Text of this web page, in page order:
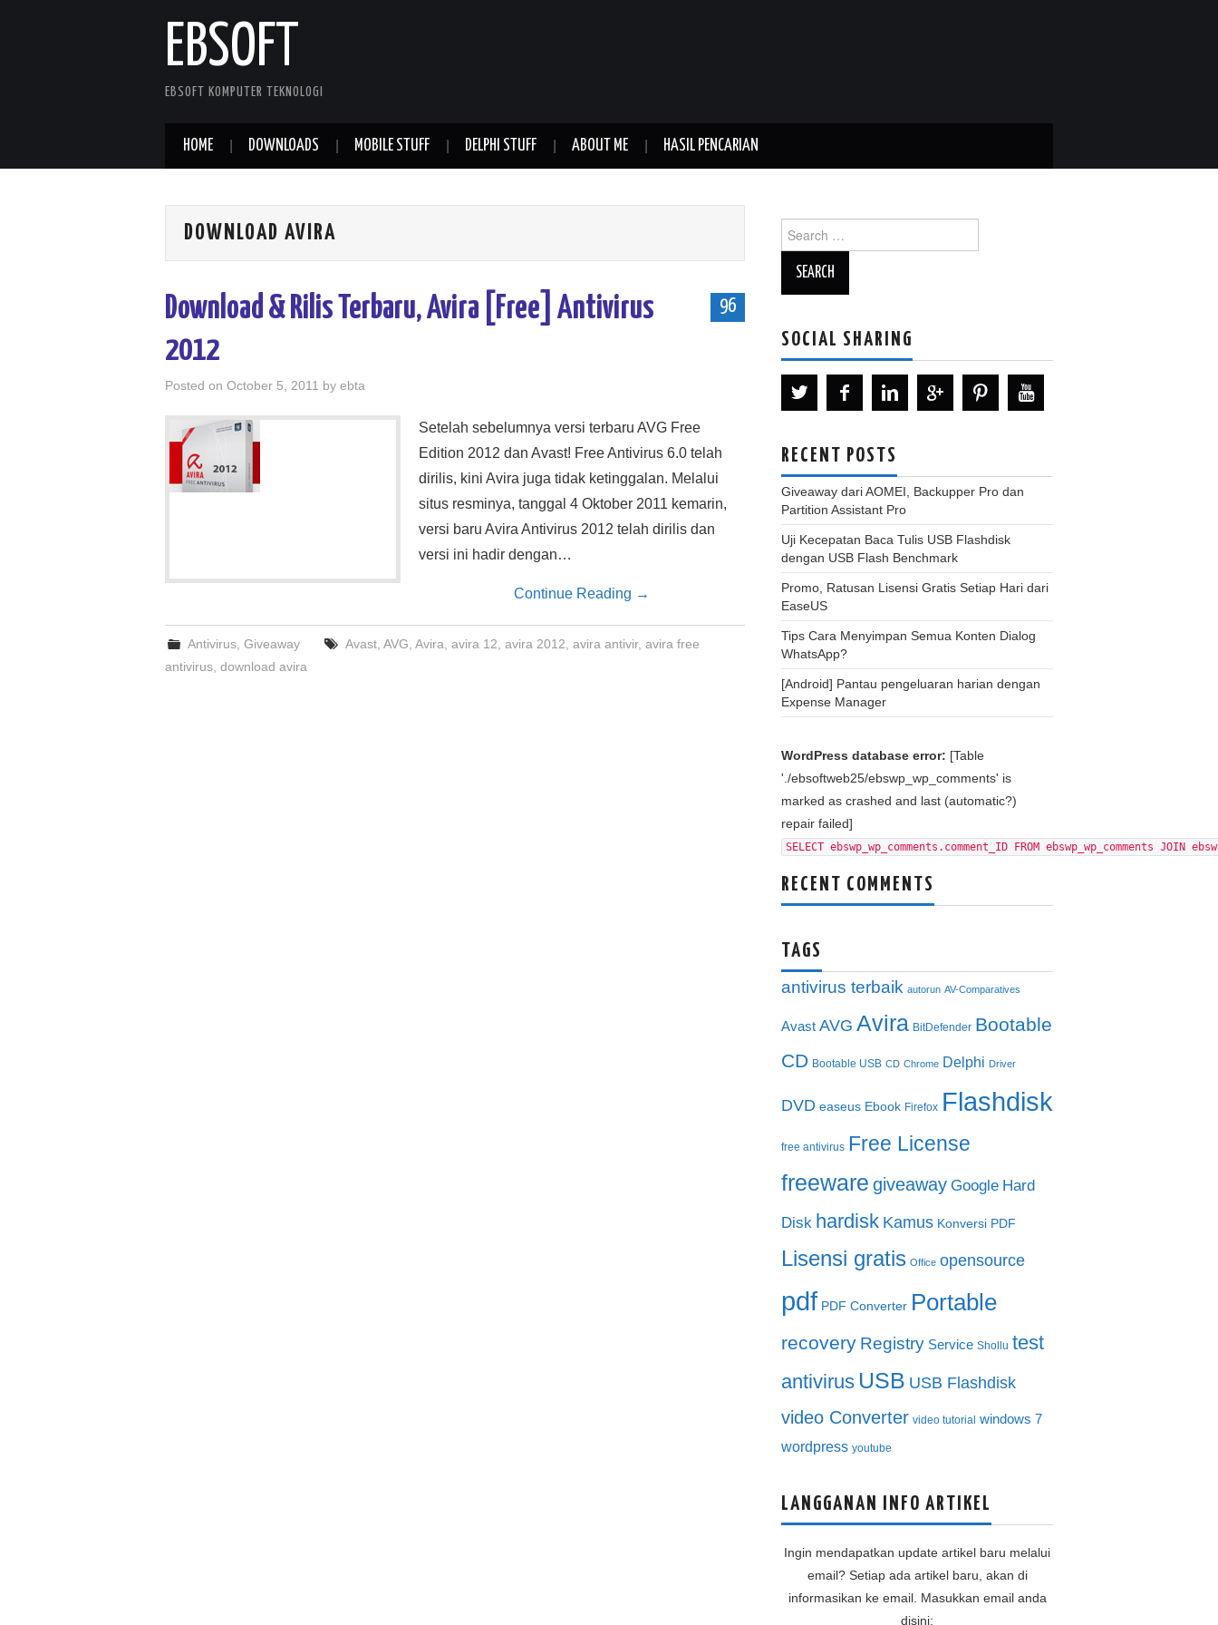
EBSOFT
EBSOFT KOMPUTER TEKNOLOGI
HOME DOWNLOADS MOBILE STUFF DELPHI STUFF ABOUT ME HASIL PENCARIAN
DOWNLOAD AVIRA
96
Download & Rilis Terbaru, Avira [Free] Antivirus
2012
Posted on October 5, 2011 by ebta
Setelah sebelumnya versi terbaru AVG Free
Edition 2012 dan Avast! Free Antivirus 6.0 telah
dirilis, kini Avira juga tidak ketinggalan. Melalui
situs resminya, tanggal 4 Oktober 2011 kemarin,
versi baru Avira Antivirus 2012 telah dirilis dan
versi ini hadir dengan…
Continue Reading →
Antivirus ,Giveaway Avast, AVG Avira avira 12 avira 2012 avira antivir, avira free
antivirus download avira
for:
SOCIAL SHARING
RECENT POSTS
Giveaway dari AOMEI, Backupper Pro dan
Partition Assistant Pro
Uji Kecepatan Baca Tulis USB Flashdisk
dengan USB Flash Benchmark
Promo, Ratusan Lisensi Gratis Setiap Hari dari
EaseUS
Tips Cara Menyimpan Semua Konten Dialog
WhatsApp?
[Android] Pantau pengeluaran harian dengan
Expense Manager
WordPress database error: [Table
'./ebsoftweb25/ebswp_wp_comments' is
marked as crashed and last (automatic?)
repair failed]
SELECT ebswp_wp_comments.comment_ID FROM ebswp_wp_comments
RECENT COMMENTS
TAGS
antivirus terbaik autorun AV-Comparatives
Avast AVG Avira BitDefender Bootable
CD Bootable USB CD Chrome Delphi Driver
DVD easeus Ebook Firefox Flashdisk
free antivirus Free License
freeware giveaway Google Hard
Disk hardisk Kamus Konversi PDF
Lisensi gratis Office opensource
pdf PDF Converter Portable
recovery Registry Service Shollu test
antivirus USB USB Flashdisk
video Converter video tutorial windows 7
wordpress youtube
LANGGANAN INFO ARTIKEL
Ingin mendapatkan update artikel baru melalui
email? Setiap ada artikel baru, akan di
informasikan ke email. Masukkan email anda
disini: